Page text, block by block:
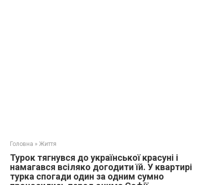
Головна » Життя
Турок тягнувся до української красуні і
намагався всіляко догодити їй. У квартирі
турка спогади один за одним сумно